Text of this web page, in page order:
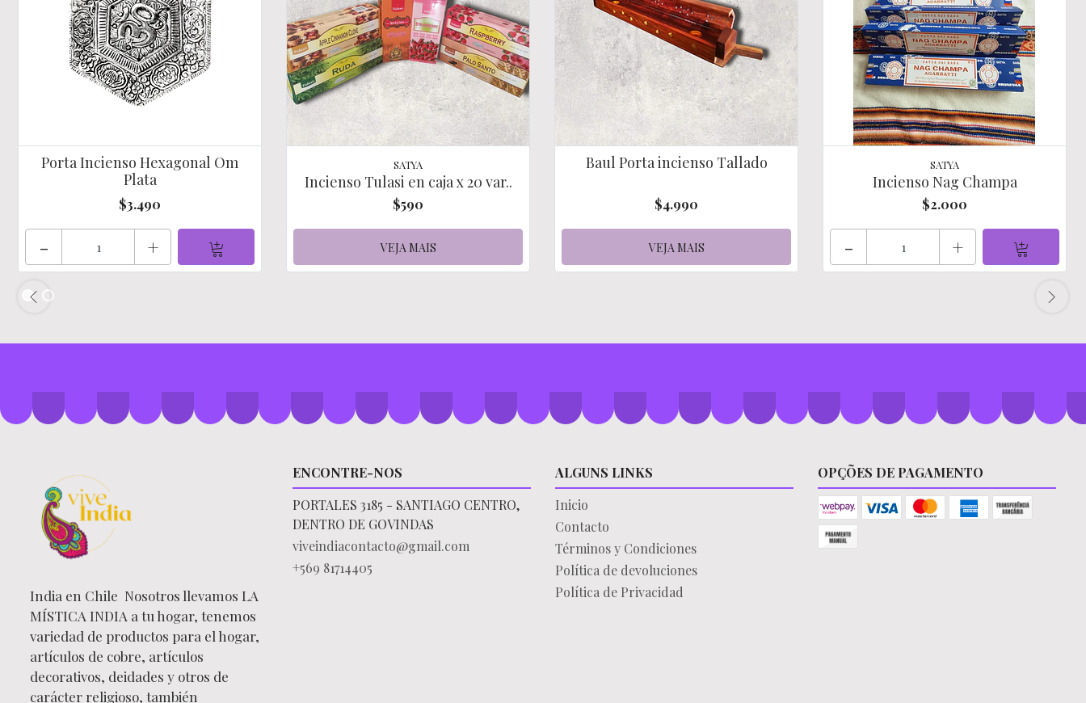
Porta Incienso Hexagonal Om
Plata
$3.490
- +
SATYA
Incienso Tulasi en caja x 20 var..
$590
VEJA MAIS
Baul Porta incienso Tallado
$4.990
VEJA MAIS
SATYA
Incienso Nag Champa
$2.000
- +
India en Chile Nosotros llevamos LA
MÍSTICA INDIA a tu hogar, tenemos
variedad de productos para el hogar,
artículos de cobre, artículos
decorativos, deidades y otros de
carácter religioso, también
ENCONTRE-NOS
PORTALES 3185 - SANTIAGO CENTRO,
DENTRO DE GOVINDAS
viveindiacontacto@gmail.com
+569 81714405
ALGUNS LINKS
Inicio
Contacto
Términos y Condiciones
Política de devoluciones
Política de Privacidad
OPÇÕES DE PAGAMENTO